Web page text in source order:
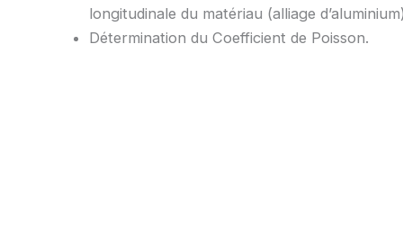
longitudinale du matériau (alliage
Détermination du Coefficient de Poisson.